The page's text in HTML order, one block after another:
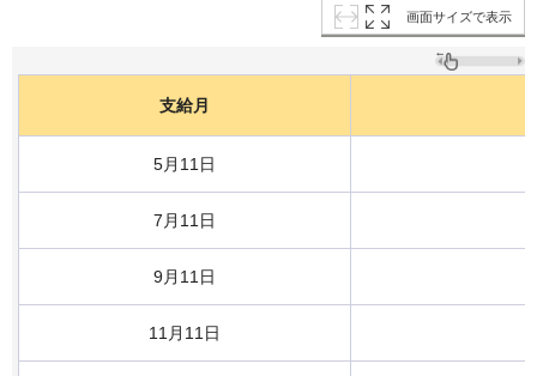
画面サイズで表示
支給月
5月11日
7月11日
9月11日
11月11日